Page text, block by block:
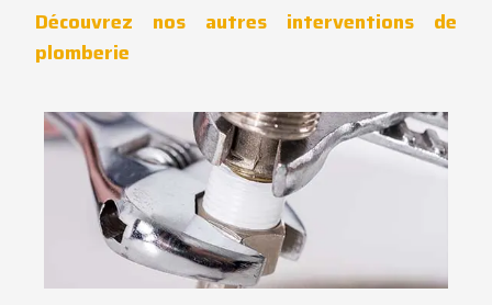
Découvrez nos autres interventions de
plomberie